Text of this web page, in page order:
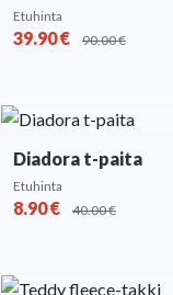
Etuhinta
39.90€ 90.00€
Diadora t-paita
Etuhinta
8.90€ 40.00€